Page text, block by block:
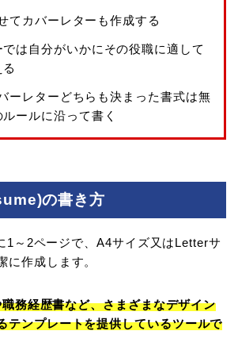
てカバーレターも作成する
では自分がいかにその役職に適して
ーレターどちらも決まった書式は無
ールに沿って書く
の書き方
1～2ページで、A4サイズ又はLetterサ
に作成します。
務経歴書など、さまざまなデザイン
テンプレートを提供しているツールで